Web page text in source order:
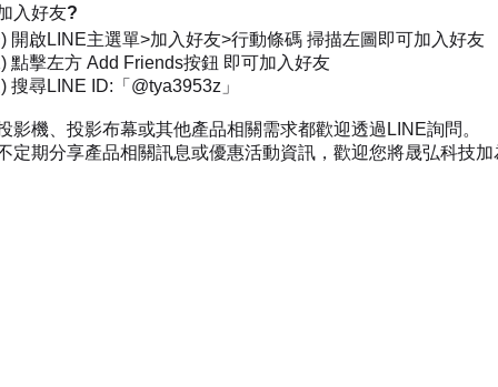
入好友?
開啟LINE主選單>加入好友>行動條碼 掃描左圖即可加入好友
點擊左方 Add Friends按鈕 即可加入好友
搜尋LINE ID:「@tya3953z」
影機、投影布幕或其他產品相關需求都歡迎透過LINE詢問。
定期分享產品相關訊息或優惠活動資訊，歡迎您將晟弘科技